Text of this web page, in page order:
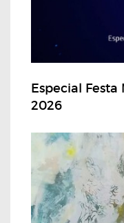
Especial
2026